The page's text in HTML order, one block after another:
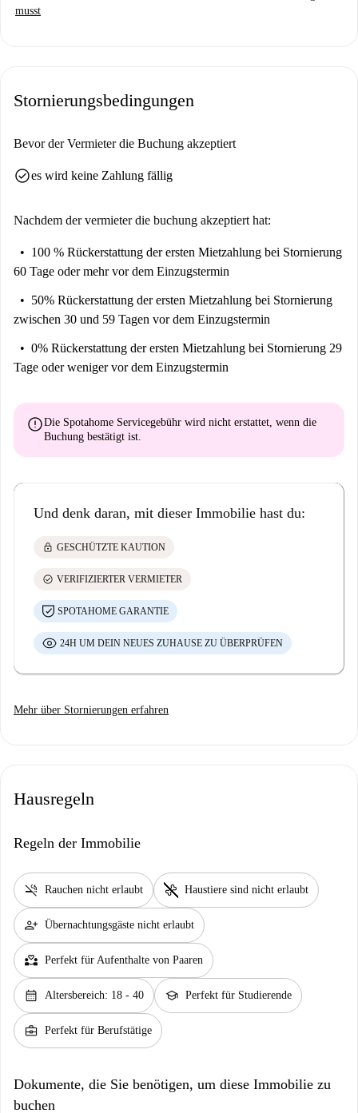
Option.
durchlaufen alle Vermieter hier einen strengen Auswahlprozess.
Restaurants, darunter das Fast-Food-Restaurant Mamma Elisa und das
sind Alimentación Bazar und die Cafetería Cervecería Alba. Entdecken
Aufenthalts.
musst
Stornierungsbedingungen
Bevor der Vermieter die Buchung akzeptiert
check_circlees wird keine Zahlung fällig
Nachdem der vermieter die buchung akzeptiert hat:
100 % Rückerstattung der ersten Mietzahlung bei Stornierung
60 Tage oder mehr vor dem Einzugstermin
50% Rückerstattung der ersten Mietzahlung bei Stornierung
zwischen 30 und 59 Tagen vor dem Einzugstermin
0% Rückerstattung der ersten Mietzahlung bei Stornierung 29
Tage oder weniger vor dem Einzugstermin
errorDie Spotahome Servicegebühr wird nicht erstattet, wenn die
Buchung bestätigt ist.
Und denk daran, mit dieser Immobilie hast du:
lock GESCHÜTZTE KAUTION
check_circle VERIFIZIERTER VERMIETER
SPOTAHOME GARANTIE
24H UM DEIN NEUES ZUHAUSE ZU ÜBERPRÜFEN
Mehr über Stornierungen erfahren
Hausregeln
Regeln der Immobilie
smoke_free Rauchen nicht erlaubt pet_supplies Haustiere sind nicht erlaubt
person_add Übernachtungsgäste nicht erlaubt
partner_heart Perfekt für Aufenthalte von Paaren
calendar_month Altersbereich: 18 - 40 school Perfekt für Studierende
business_center Perfekt für Berufstätige
Dokumente, die Sie benötigen, um diese Immobilie zu
buchen